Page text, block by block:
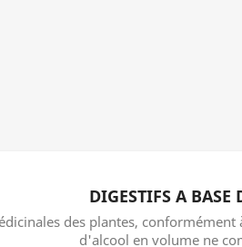
DIGESTIFS A BASE
des plantes, conformément
d'alcool en volume ne